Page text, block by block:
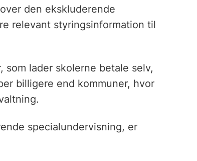
den ekskluderende
relevant styringsinformation til
lader skolerne betale selv,
billigere end kommuner, hvor
specialundervisning, er